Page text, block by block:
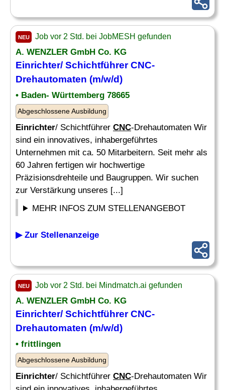
NEU Job vor 2 Std. bei JobMESH gefunden
A. WENZLER GmbH Co. KG
Einrichter/ Schichtführer CNC-
Drehautomaten (m/w/d)
• Baden- Württemberg 78665
Abgeschlossene Ausbildung
Einrichter/ Schichtführer CNC-Drehautomaten Wir
sind ein innovatives, inhabergeführtes
Unternehmen mit ca. 50 Mitarbeitern. Seit mehr als
60 Jahren fertigen wir hochwertige
Präzisionsdrehteile und Baugruppen. Wir suchen
zur Verstärkung unseres [...]
MEHR INFOS ZUM STELLENANGEBOT
▶ Zur Stellenanzeige
NEU Job vor 2 Std. bei Mindmatch.ai gefunden
A. WENZLER GmbH Co. KG
Einrichter/ Schichtführer CNC-
Drehautomaten (m/w/d)
• frittlingen
Abgeschlossene Ausbildung
Einrichter/ Schichtführer CNC-Drehautomaten Wir